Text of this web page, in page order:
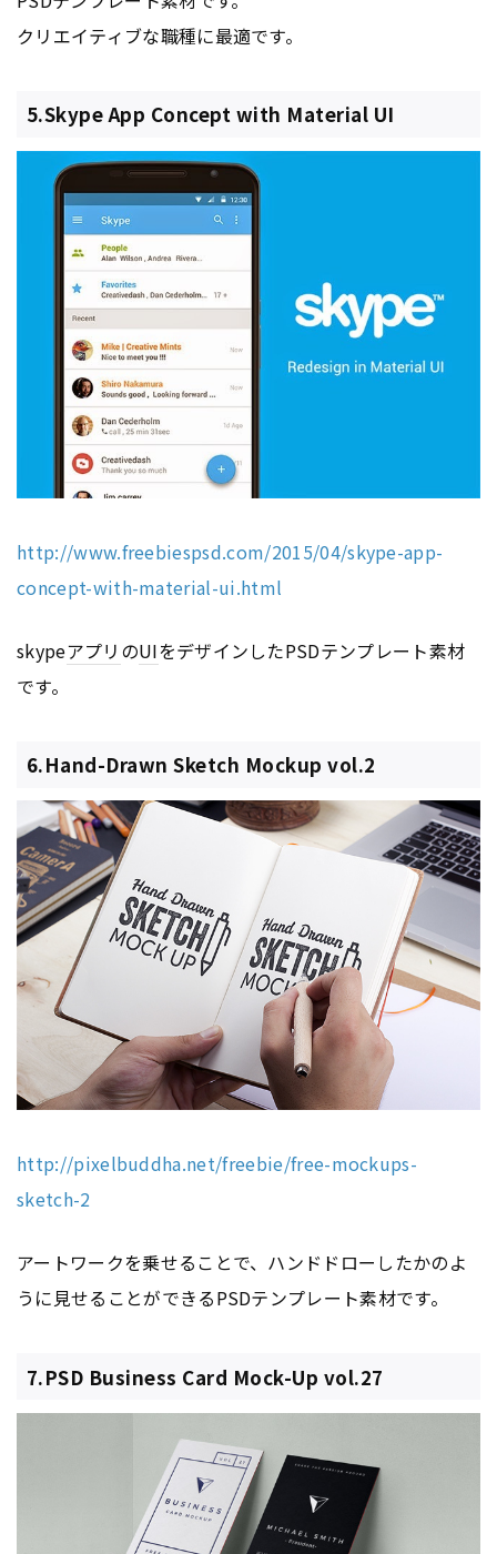
クリエイティブな職種に最適です。
5.Skype App Concept with Material UI
http://www.freebiespsd.com/2015/04/skype-app-
concept-with-material-ui.html
skypeアプリ のUIをデザインしたPSDテンプレート素材
です。
6.Hand-Drawn Sketch Mockup vol.2
http://pixelbuddha.net/freebie/free-mockups-
sketch-2
アートワークを乗せることで、ハンドドローしたかのよ
うに見せることができるPSDテンプレート素材です。
7.PSD Business Card Mock-Up vol.27